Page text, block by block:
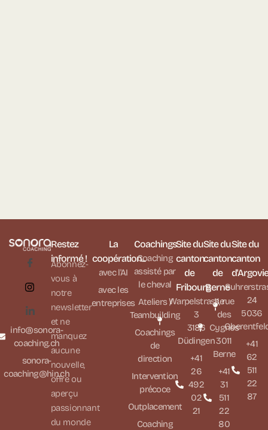
info@sonora-
coaching.ch
sonora-
coaching@hin.ch
Restez
informé !
Abonnez-
vous à
notre
newsletter
et ne
manquez
aucune
nouvelle,
offre ou
aperçu
passionnant
du monde
La
coopération...
avec l'AI
avec les
entreprises
Coachings
Coaching
assisté par
le cheval
Ateliers /
Teambuilding
Coachings
de
direction
Intervention
précoce
Outplacement
Coaching
Site du
canton
de
Fribourg
Warpelstrasse
3
3186
Düdingen
+41
26
492
02
21
Site du
canton
de
Berne
11, rue
des
Cygnes
3011
Berne
+41
31
511
22
80
Site du
canton
d'Argovie
24
5036
+41
62
511
22
87